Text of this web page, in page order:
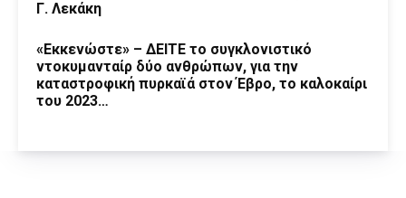
Γ. Λεκάκη
«Εκκενώστε» – ΔΕΙΤΕ το συγκλονιστικό
ντοκυμανταίρ δύο ανθρώπων, για την
καταστροφική πυρκαϊά στον Έβρο, το καλοκαίρι
του 2023…